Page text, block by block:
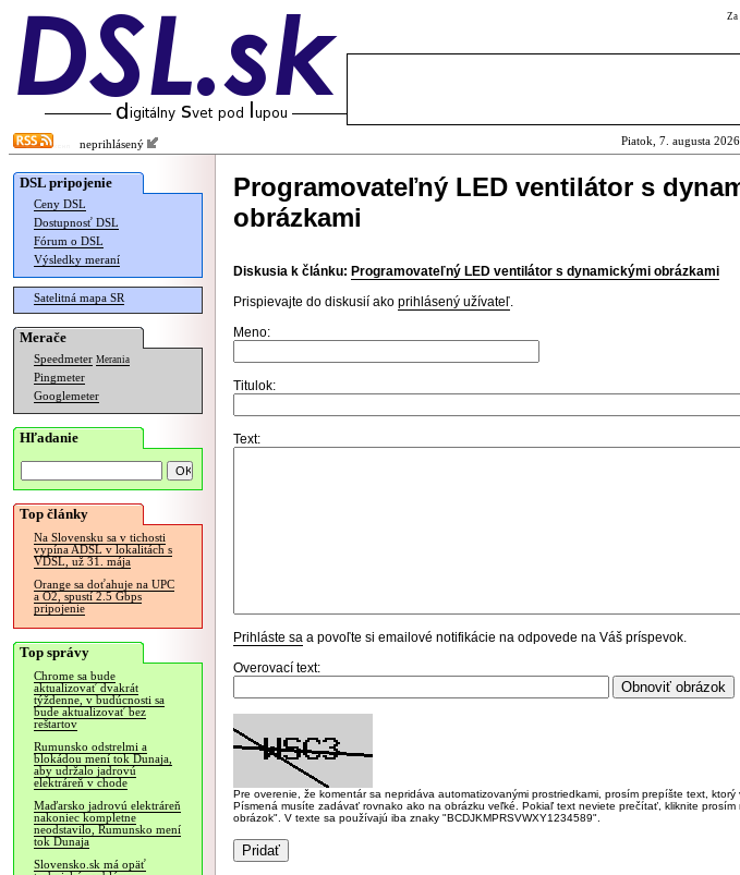
Za
neprihlásený Piatok, 7. augusta
DSL pripojenie
Ceny DSL
Dostupnosť DSL
Fórum o DSL
Výsledky meraní
Satelitná mapa SR
Merače
Speedmeter Merania
Pingmeter
Googlemeter
Hľadanie
Top články
Na Slovensku sa v tichosti
vypína ADSL v lokalitách s
VDSL, už 31. mája
Orange sa doťahuje na UPC
a O2, spustí 2.5 Gbps
pripojenie
Top správy
Chrome sa bude
aktualizovať dvakrát
týždenne, v budúcnosti sa
bude aktualizovať bez
reštartov
Rumunsko odstrelmi a
blokádou mení tok Dunaja,
aby udržalo jadrovú
elektráreň v chode
Maďarsko jadrovú elektráreň
nakoniec kompletne
neodstavilo, Rumunsko mení
tok Dunaja
Slovensko.sk má opäť
Programovateľný LED ventilátor s
obrázkami
Diskusia k článku: Programovateľný LED ventilátor s dynamickými obrázkami
Prispievajte do diskusií ako prihlásený užívateľ.
Meno:
Titulok:
Text:
Prihláste sa a povoľte si emailové notifikácie na odpovede na Váš príspevok.
Overovací text:
Pre overenie, že komentár sa nepridáva automatizovanými prostriedkami, prosím prepíšte text, ktorý
Písmená musíte zadávať rovnako ako na obrázku veľké. Pokiaľ text neviete prečítať, kliknite prosím
obrázok". V texte sa používajú iba znaky "BCDJKMPRSVWXY1234589".